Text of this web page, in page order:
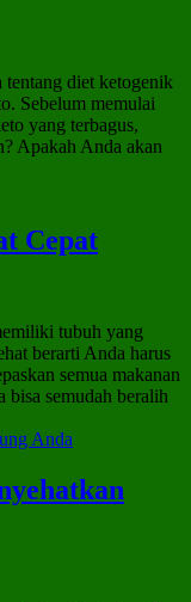
tentang diet ketogenik
Sebelum memulai
yang terbagus,
Apakah Anda akan
Cepat
tubuh yang
berarti Anda harus
semua makanan
semudah beralih